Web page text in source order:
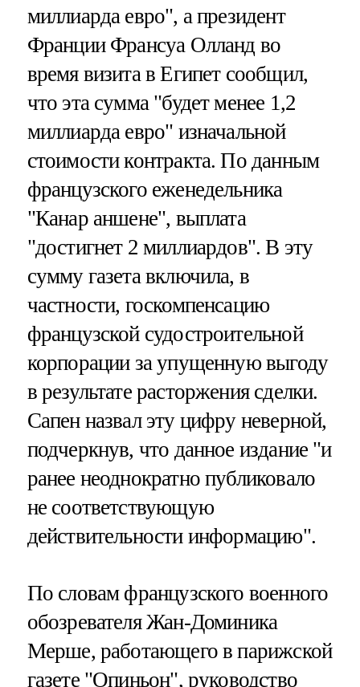
миллиарда евро", а президент
Франции Франсуа Олланд во
время визита в Египет сообщил,
что эта сумма "будет менее 1,2
миллиарда евро" изначальной
стоимости контракта. По данным
французского еженедельника
"Канар аншене", выплата
"достигнет 2 миллиардов". В эту
сумму газета включила, в
частности, госкомпенсацию
французской судостроительной
корпорации за упущенную выгоду
в результате расторжения сделки.
Сапен назвал эту цифру неверной,
подчеркнув, что данное издание "и
ранее неоднократно публиковало
не соответствующую
действительности информацию".
По словам французского военного
обозревателя Жан-Доминика
Мерше, работающего в парижской
газете "Опиньон", руководство